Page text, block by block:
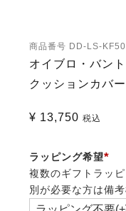
商品番号 DD-LS-
オイブロ・バン
クッションカバー
¥ 13,750 税込
ラッピング希望
(必
須)
複数のギフトラッ
別が必要な方は備